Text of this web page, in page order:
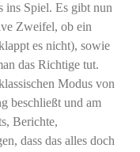
ins Spiel. Es gibt nun
Zweifel, ob ein
es nicht), sowie
das Richtige tut.
Modus von
beschließt und am
Berichte,
dass das alles doch